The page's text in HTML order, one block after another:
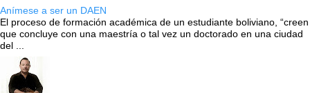
Anímese a ser un DAEN
El proceso de formación académica de un estudiante boliviano, “creen
que concluye con una maestría o tal vez un doctorado en una ciudad
del ...